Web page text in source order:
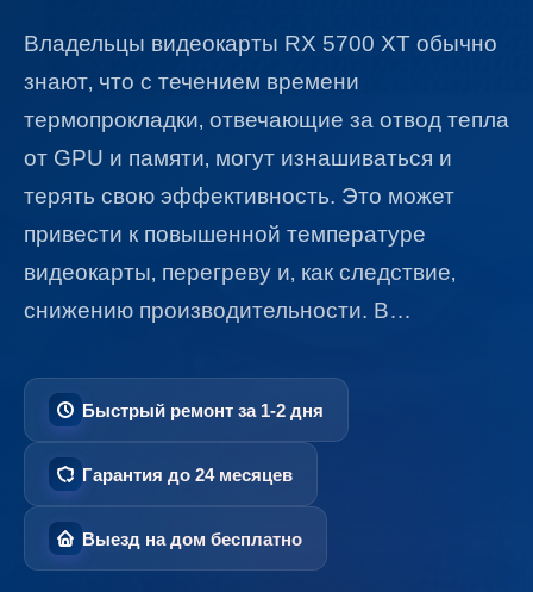
Владельцы видеокарты RX 5700 XT обычно
знают‚ что с течением времени
термопрокладки‚ отвечающие за отвод тепла
от GPU и памяти‚ могут изнашиваться и
терять свою эффективность. Это может
привести к повышенной температуре
видеокарты‚ перегреву и‚ как следствие‚
снижению производительности. В…
Быстрый ремонт за 1-2 дня
Гарантия до 24 месяцев
Выезд на дом бесплатно